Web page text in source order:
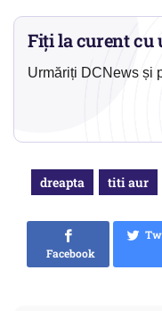
Fiți la curent cu
Urmăriți DCNews și
dreapta titi aur
Facebook